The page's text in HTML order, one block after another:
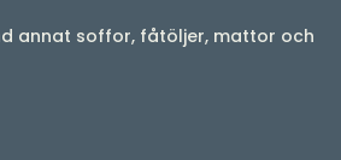
annat soffor, fåtöljer, mattor och